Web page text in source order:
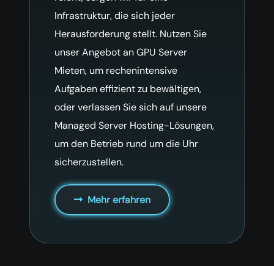
Infrastruktur, die sich jeder
Herausforderung stellt. Nutzen Sie
unser Angebot an GPU Server
Mieten, um rechenintensive
Aufgaben effizient zu bewältigen,
oder verlassen Sie sich auf unsere
Managed Server Hosting-Lösungen,
um den Betrieb rund um die Uhr
sicherzustellen.
Mehr erfahren